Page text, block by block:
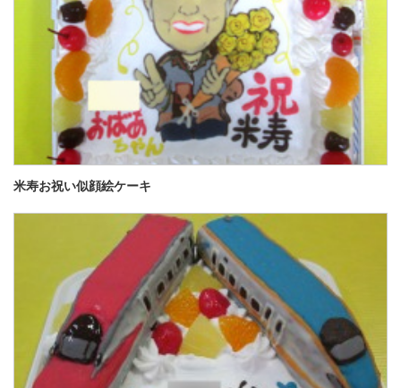
米寿お祝い似顔絵ケーキ